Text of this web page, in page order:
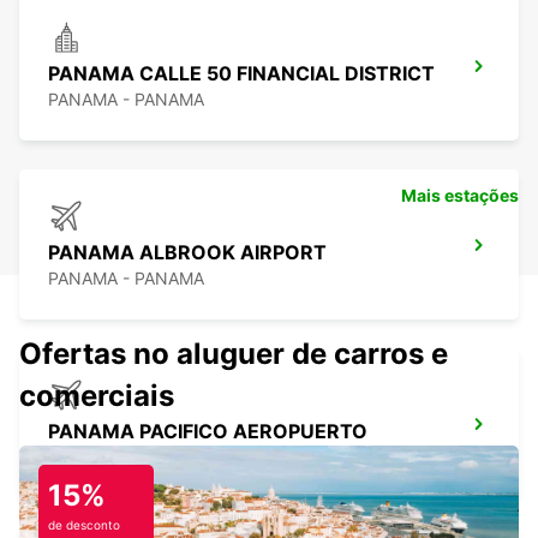
PANAMA CALLE 50 FINANCIAL DISTRICT
PANAMA - PANAMA
PANAMA ALBROOK AIRPORT
PANAMA - PANAMA
PANAMA PACIFICO AEROPUERTO
ARRAIJA - PANAMA
Mais estações
Ofertas no aluguer de carros e
comerciais
15%
de desconto